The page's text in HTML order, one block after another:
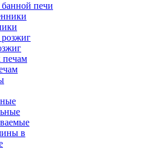
печи
в